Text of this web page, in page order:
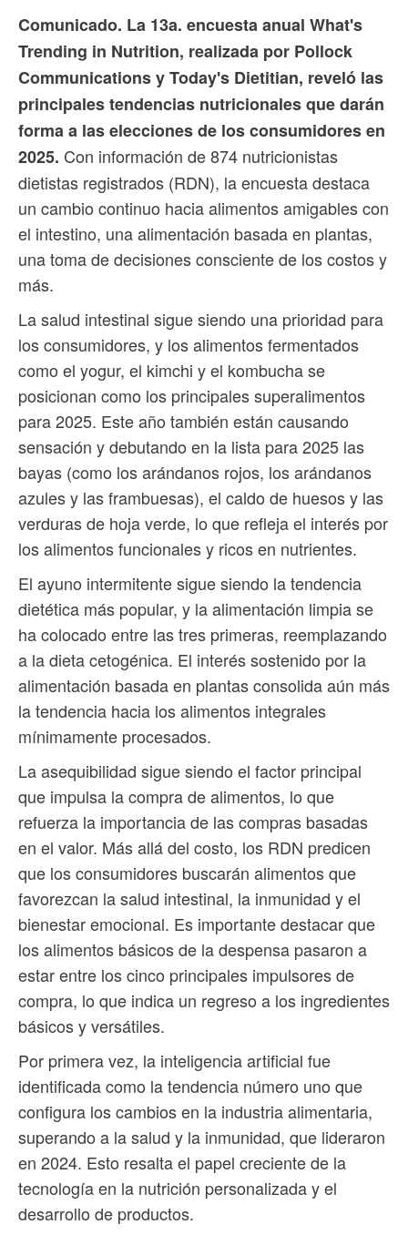
Comunicado. La 13a. encuesta anual What's
Trending in Nutrition, realizada por Pollock
Communications y Today's Dietitian, reveló las
principales tendencias nutricionales que darán
forma a las elecciones de los consumidores en
2025. Con información de 874 nutricionistas
dietistas registrados (RDN), la encuesta destaca
un cambio continuo hacia alimentos amigables con
el intestino, una alimentación basada en plantas,
una toma de decisiones consciente de los costos y
más.
La salud intestinal sigue siendo una prioridad para
los consumidores, y los alimentos fermentados
como el yogur, el kimchi y el kombucha se
posicionan como los principales superalimentos
para 2025. Este año también están causando
sensación y debutando en la lista para 2025 las
bayas (como los arándanos rojos, los arándanos
azules y las frambuesas), el caldo de huesos y las
verduras de hoja verde, lo que refleja el interés por
los alimentos funcionales y ricos en nutrientes.
El ayuno intermitente sigue siendo la tendencia
dietética más popular, y la alimentación limpia se
ha colocado entre las tres primeras, reemplazando
a la dieta cetogénica. El interés sostenido por la
alimentación basada en plantas consolida aún más
la tendencia hacia los alimentos integrales
mínimamente procesados.
La asequibilidad sigue siendo el factor principal
que impulsa la compra de alimentos, lo que
refuerza la importancia de las compras basadas
en el valor. Más allá del costo, los RDN predicen
que los consumidores buscarán alimentos que
favorezcan la salud intestinal, la inmunidad y el
bienestar emocional. Es importante destacar que
los alimentos básicos de la despensa pasaron a
estar entre los cinco principales impulsores de
compra, lo que indica un regreso a los ingredientes
básicos y versátiles.
Por primera vez, la inteligencia artificial fue
identificada como la tendencia número uno que
configura los cambios en la industria alimentaria,
superando a la salud y la inmunidad, que lideraron
en 2024. Esto resalta el papel creciente de la
tecnología en la nutrición personalizada y el
desarrollo de productos.